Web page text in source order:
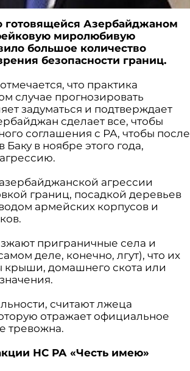
готовящейся Азербайджаном
миролюбивую
большое количество
безопасности границ.
что практика
случае прогнозировать
задуматься и подтверждает
сделает все, чтобы
соглашения с РА, чтобы после
в ноябре этого года,
агрессии
границ, посадкой деревьев
армейских корпусов и
приграничные села и
деле, конечно, лгут), что их
крыши, домашнего скота или
считают лжеца
отражает официальное
тревожна.
НС РА «Честь имею»